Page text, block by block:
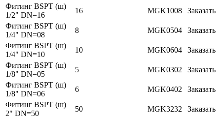
Фитинг BSPT (ш)
1/2" DN=16
16 MGK1008
Заказать
Фитинг BSPT (ш)
1/4" DN=08
8 MGK0504
Заказать
Фитинг BSPT (ш)
1/4" DN=10
10 MGK0604
Заказать
Фитинг BSPT (ш)
1/8" DN=05
5 MGK0302
Заказать
Фитинг BSPT (ш)
1/8" DN=06
6 MGK0402
Заказать
Фитинг BSPT (ш)
2" DN=50
50 MGK3232
Заказать